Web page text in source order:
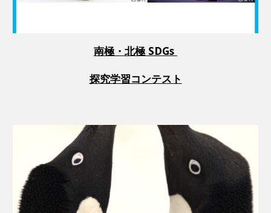
南極・北極 SDGs
探究学習コンテスト